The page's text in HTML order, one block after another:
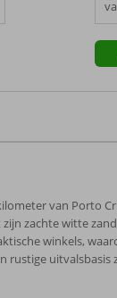
van Porto
zachte witte
winkels,
rustige